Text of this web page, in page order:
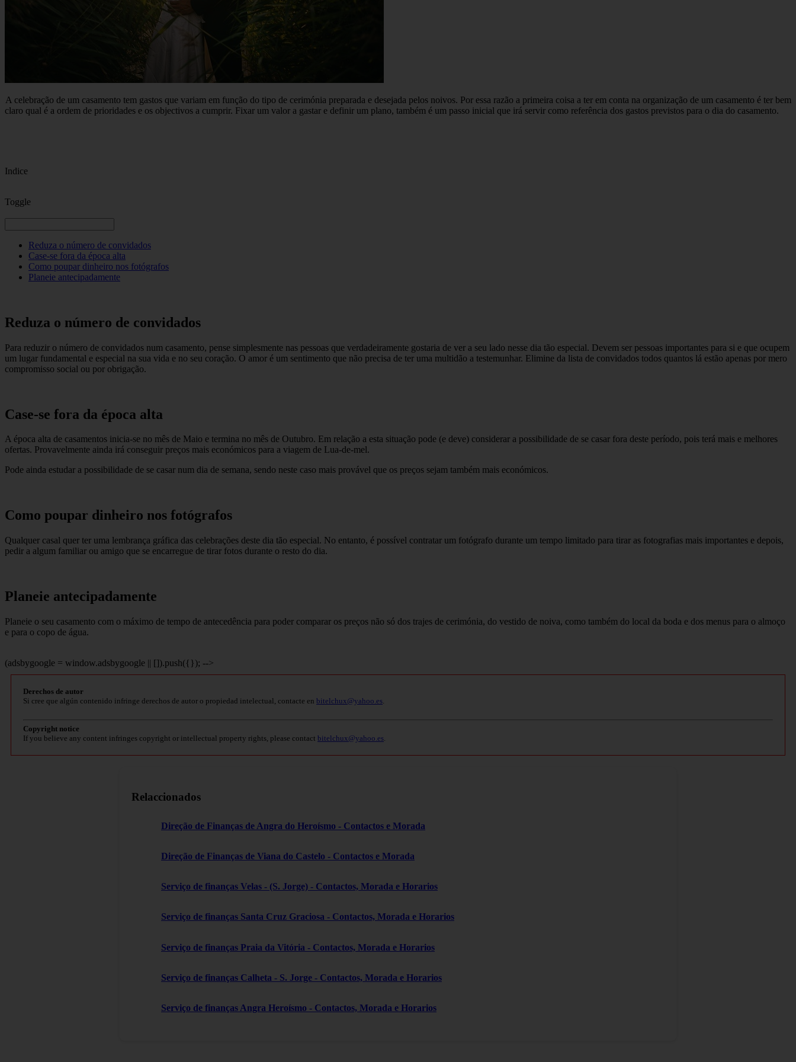
A celebração de um casamento tem gastos que variam em função do tipo de cerimónia preparada e desejada pelos noivos. Por essa razão a primeira coisa a ter em conta na organização de um casamento é ter bem
claro qual é a ordem de prioridades e os objectivos a cumprir. Fixar um valor a gastar e definir um plano, também é um passo inicial que irá servir como referência dos gastos previstos para o dia do casamento.
Indice
Toggle
Reduza o número de convidados
Case-se fora da época alta
Como poupar dinheiro nos fotógrafos
Planeie antecipadamente
Reduza o número de convidados
Para reduzir o número de convidados num casamento, pense simplesmente nas pessoas que verdadeiramente gostaria de ver a seu lado nesse dia tão especial. Devem ser pessoas importantes para si e que ocupem
um lugar fundamental e especial na sua vida e no seu coração. O amor é um sentimento que não precisa de ter uma multidão a testemunhar. Elimine da lista de convidados todos quantos lá estão apenas por mero
compromisso social ou por obrigação.
Case-se fora da época alta
A época alta de casamentos inicia-se no mês de Maio e termina no mês de Outubro. Em relação a esta situação pode (e deve) considerar a possibilidade de se casar fora deste período, pois terá mais e melhores
ofertas. Provavelmente ainda irá conseguir preços mais económicos para a viagem de Lua-de-mel.
Pode ainda estudar a possibilidade de se casar num dia de semana, sendo neste caso mais provável que os preços sejam também mais económicos.
Como poupar dinheiro nos fotógrafos
Qualquer casal quer ter uma lembrança gráfica das celebrações deste dia tão especial. No entanto, é possível contratar um fotógrafo durante um tempo limitado para tirar as fotografias mais importantes e depois,
pedir a algum familiar ou amigo que se encarregue de tirar fotos durante o resto do dia.
Planeie antecipadamente
Planeie o seu casamento com o máximo de tempo de antecedência para poder comparar os preços não só dos trajes de cerimónia, do vestido de noiva, como também do local da boda e dos menus para o almoço
e para o copo de água.
(adsbygoogle = window.adsbygoogle || []).push({}); -->
Derechos de autor
Si cree que algún contenido infringe derechos de autor o propiedad intelectual, contacte en bitelchux@yahoo.es.
Copyright notice
If you believe any content infringes copyright or intellectual property rights, please contact bitelchux@yahoo.es.
Relaccionados
Direção de Finanças de Angra do Heroísmo - Contactos e Morada
Direção de Finanças de Viana do Castelo - Contactos e Morada
Serviço de finanças Velas - (S. Jorge) - Contactos, Morada e Horarios
Serviço de finanças Santa Cruz Graciosa - Contactos, Morada e Horarios
Serviço de finanças Praia da Vitória - Contactos, Morada e Horarios
Serviço de finanças Calheta - S. Jorge - Contactos, Morada e Horarios
Serviço de finanças Angra Heroísmo - Contactos, Morada e Horarios